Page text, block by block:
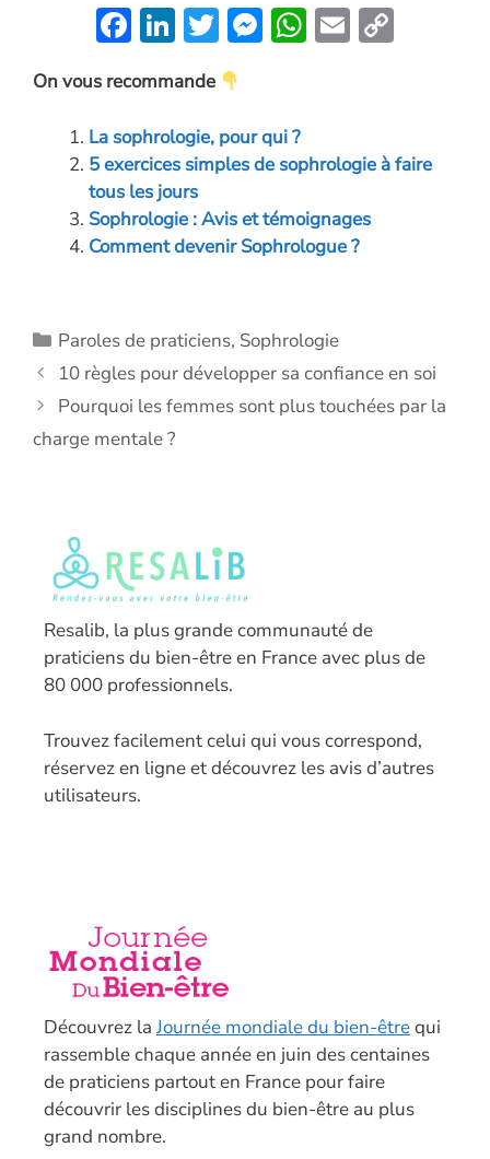
F
e
b
o
o
k
Li
k
e
dI
n
T
w
itt
er
M
n
g
er
W
A
p
E
Li
On vous recommande
La sophrologie, pour qui ?
5 exercices simples de sophrologie à faire
tous les jours
Sophrologie : Avis et témoignages
Comment devenir Sophrologue ?
Catégories
Paroles de praticiens, Sophrologie
10 règles pour développer sa confiance en soi
Pourquoi les femmes sont plus touchées par la
charge mentale ?
Resalib, la plus grande communauté de
praticiens du bien-être en France avec plus de
80 000 professionnels.
Trouvez facilement celui qui vous correspond,
réservez en ligne et découvrez les avis d’autres
utilisateurs.
Découvrez laJournée mondiale du bien-êtrequi
rassemble chaque année en juin des centaines
de praticiens partout en France pour faire
découvrir les disciplines du bien-être au plus
grand nombre.